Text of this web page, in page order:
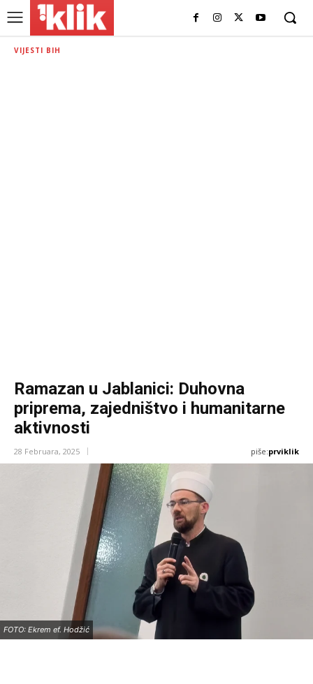
VIJESTI BIH
Ramazan u Jablanici: Duhovna
priprema, zajedništvo i humanitarne
aktivnosti
28 Februara, 2025 piše:prviklik
FOTO: Ekrem ef. Hodžić